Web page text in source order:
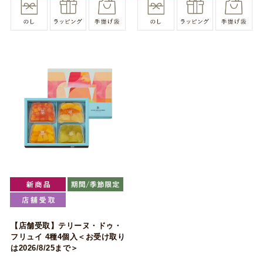
【店舗受取】テリーヌ・ドゥ・
フリュイ 4種4個入＜お受け取り
は2026/8/25まで＞